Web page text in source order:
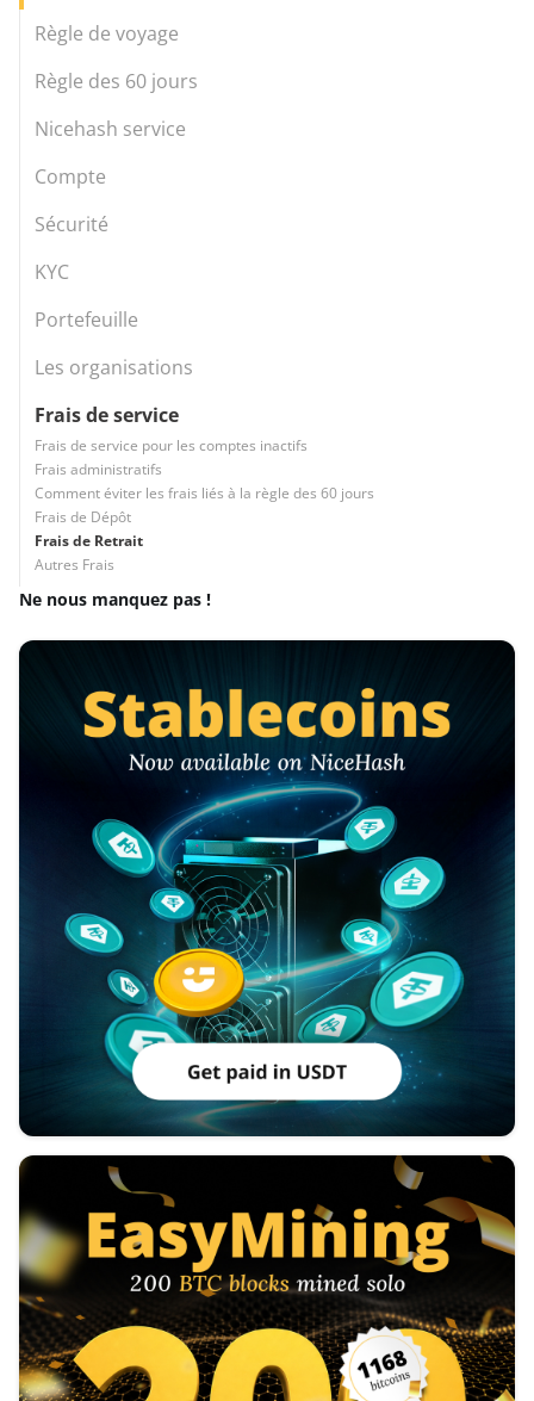
Règle de voyage
Règle des 60 jours
Nicehash service
Compte
Sécurité
KYC
Portefeuille
Les organisations
Frais de service
Frais de service pour les comptes inactifs
Frais administratifs
Comment éviter les frais liés à la règle des 60 jours
Frais de Dépôt
Frais de Retrait
Autres Frais
Ne nous manquez pas !